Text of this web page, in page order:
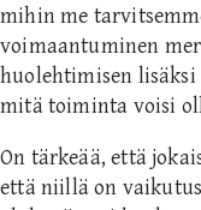
mihin me
voimaantuminen
huolehtimisen
mitä toiminta voisi
On tärkeää, että
että niillä on